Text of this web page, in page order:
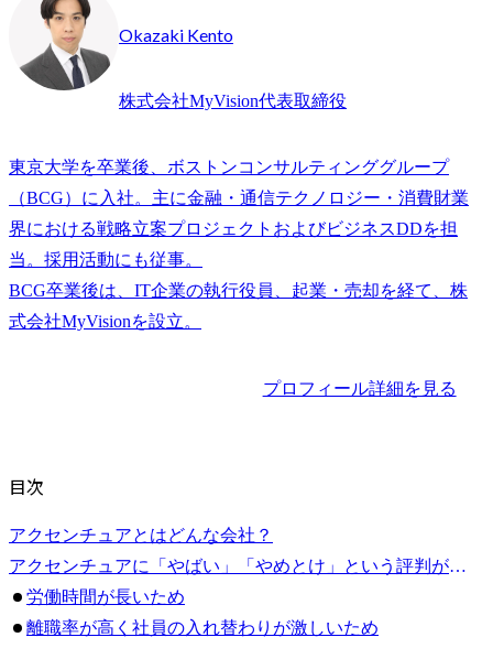
Okazaki Kento
株式会社MyVision代表取締役
東京大学を卒業後、ボストンコンサルティンググループ
（BCG）に入社。主に金融・通信テクノロジー・消費財業
界における戦略立案プロジェクトおよびビジネスDDを担
当。採用活動にも従事。
BCG卒業後は、IT企業の執行役員、起業・売却を経て、株
プロフィール詳細を見る
目次
アクセンチュアとはどんな会社？
アクセンチュアに「やばい」「やめとけ」という評判があるのはなぜ？
労働時間が長いため
離職率が高く社員の入れ替わりが激しいため